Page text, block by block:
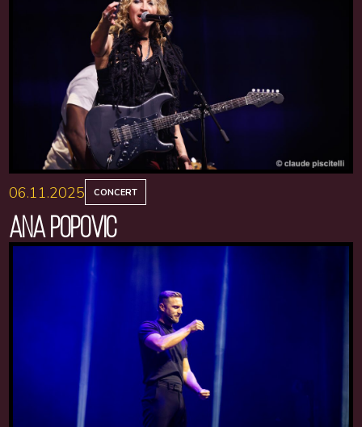
06.11.2025 CONCERT
ANA POPOVIC